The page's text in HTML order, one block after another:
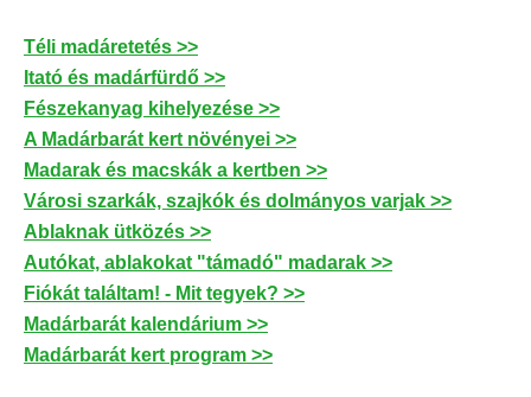
Téli madáretetés >>
Itató és madárfürdő >>
Fészekanyag kihelyezése >>
A Madárbarát kert növényei >>
Madarak és macskák a kertben >>
Városi szarkák, szajkók és dolmányos varjak >>
Ablaknak ütközés >>
Autókat, ablakokat "támadó" madarak >>
Fiókát találtam! - Mit tegyek? >>
Madárbarát kalendárium >>
Madárbarát kert program >>